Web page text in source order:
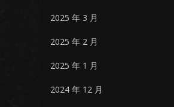
2025 年 3 月
2025 年 2 月
2025 年 1 月
2024 年 12 月